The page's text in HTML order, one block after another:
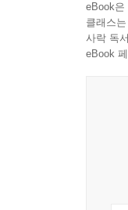
이런 하
적극적
이상
무엇
기 때
“청소
아군과
파악하
타인
같음’
eBook은
클래스
사락 독
eBook